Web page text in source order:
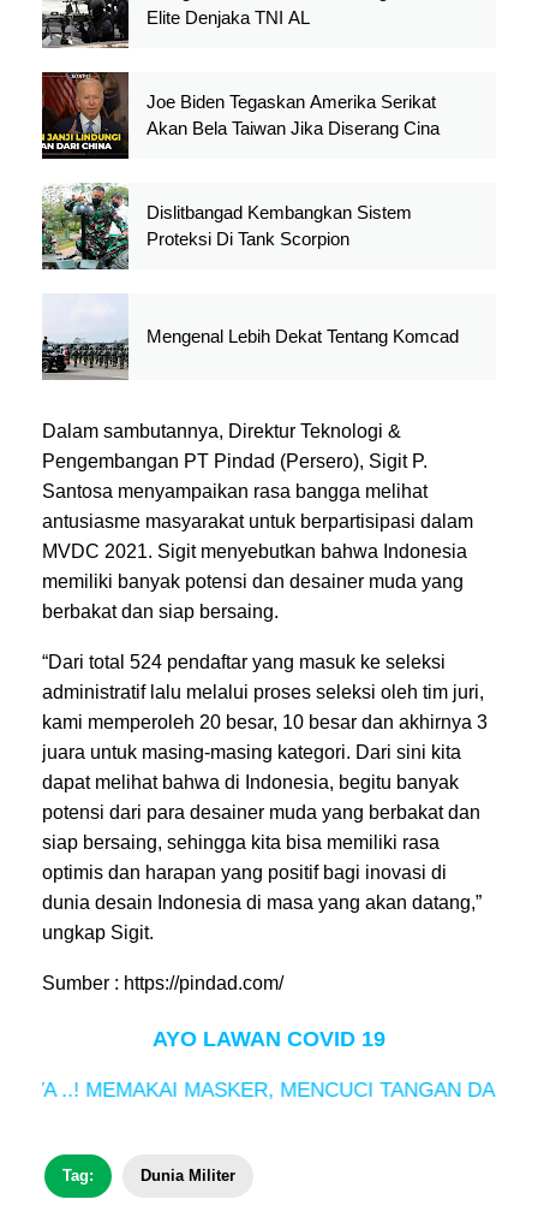
Elite Denjaka TNI AL
Joe Biden Tegaskan Amerika Serikat
Akan Bela Taiwan Jika Diserang Cina
Dislitbangad Kembangkan Sistem
Proteksi Di Tank Scorpion
Mengenal Lebih Dekat Tentang Komcad
Dalam sambutannya, Direktur Teknologi &
Pengembangan PT Pindad (Persero), Sigit P.
Santosa menyampaikan rasa bangga melihat
antusiasme masyarakat untuk berpartisipasi dalam
MVDC 2021. Sigit menyebutkan bahwa Indonesia
memiliki banyak potensi dan desainer muda yang
berbakat dan siap bersaing.
“Dari total 524 pendaftar yang masuk ke seleksi
administratif lalu melalui proses seleksi oleh tim juri,
kami memperoleh 20 besar, 10 besar dan akhirnya 3
juara untuk masing-masing kategori. Dari sini kita
dapat melihat bahwa di Indonesia, begitu banyak
potensi dari para desainer muda yang berbakat dan
siap bersaing, sehingga kita bisa memiliki rasa
optimis dan harapan yang positif bagi inovasi di
dunia desain Indonesia di masa yang akan datang,”
ungkap Sigit.
Sumber : https://pindad.com/
AYO LAWAN COVID 19
..! MEMAKAI MASKER, MENCUCI TANGAN DAN
Tag: Dunia Militer